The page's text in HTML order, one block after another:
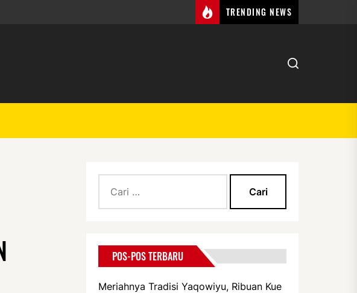
TRENDING NEWS
untuk:
POS-POS TERBARU
Meriahnya Tradisi Yaqowiyu, Ribuan Kue